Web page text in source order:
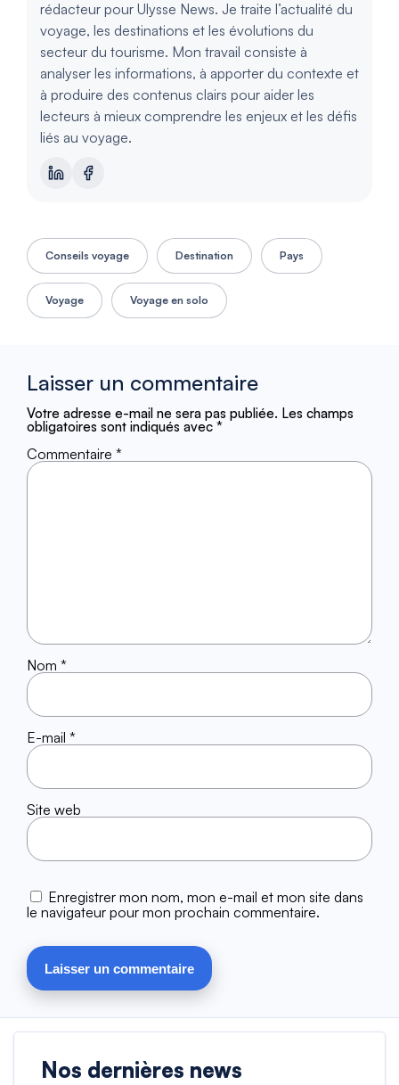
rédacteur pour Ulysse News. Je traite l’actualité du
voyage, les destinations et les évolutions du
secteur du tourisme. Mon travail consiste à
analyser les informations, à apporter du contexte et
à produire des contenus clairs pour aider les
lecteurs à mieux comprendre les enjeux et les défis
liés au voyage.
Conseils voyage Destination Pays
Voyage Voyage en solo
Laisser un commentaire
Votre adresse e-mail ne sera pas publiée. Les champs
obligatoires sont indiqués avec *
Commentaire *
Nom *
E-mail *
Site web
Enregistrer mon nom, mon e-mail et mon site dans
le navigateur pour mon prochain commentaire.
Nos dernières news